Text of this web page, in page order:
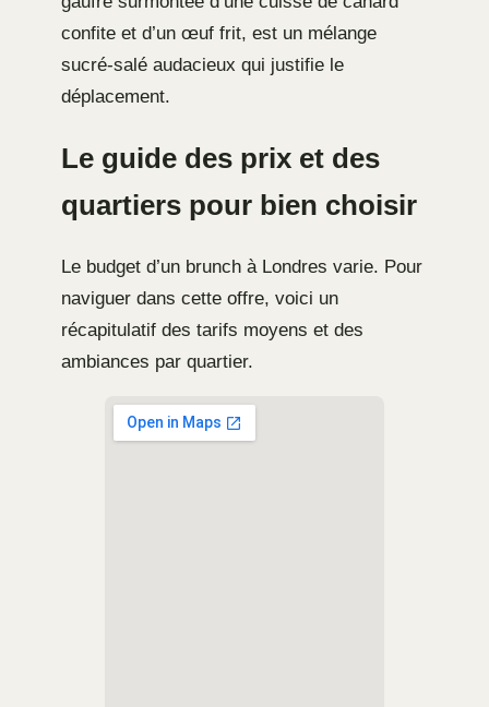
confite et d’un œuf frit, est un mélange
sucré-salé audacieux qui justifie le
déplacement.
Le guide des prix et des
quartiers pour bien choisir
Le budget d’un brunch à Londres varie. Pour
naviguer dans cette offre, voici un
récapitulatif des tarifs moyens et des
ambiances par quartier.